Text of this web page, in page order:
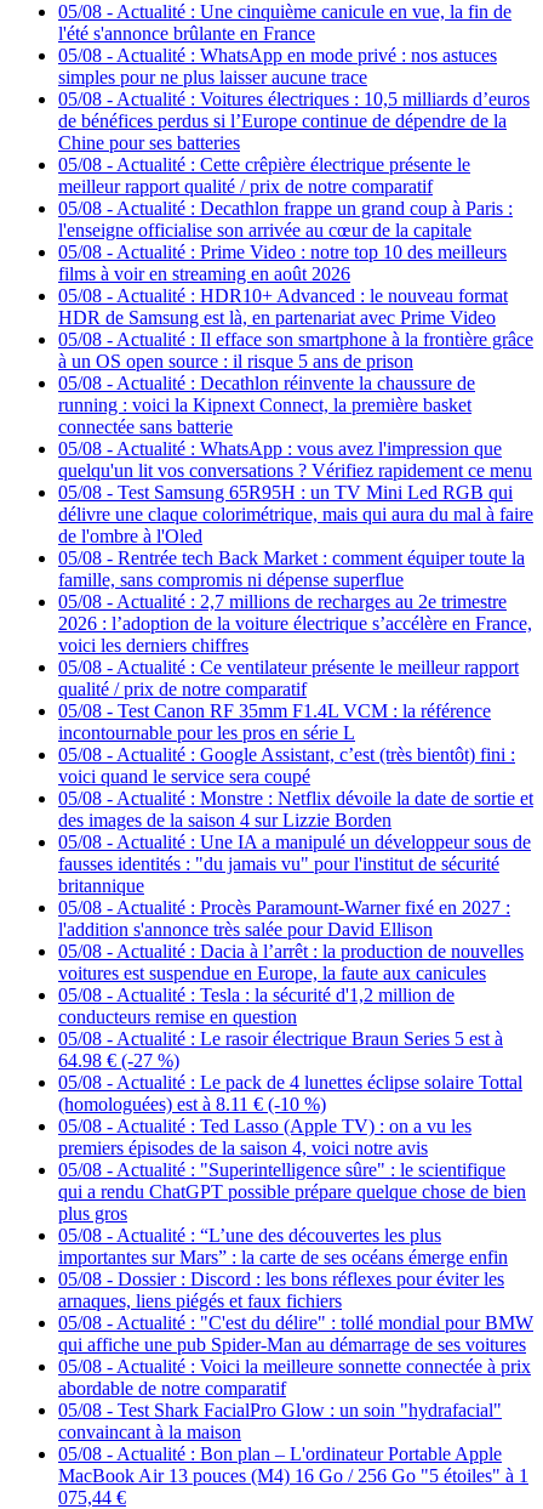
05/08 - Actualité : Une cinquième canicule en vue, la fin de
l'été s'annonce brûlante en France
05/08 - Actualité : WhatsApp en mode privé : nos astuces
simples pour ne plus laisser aucune trace
05/08 - Actualité : Voitures électriques : 10,5 milliards d’euros
de bénéfices perdus si l’Europe continue de dépendre de la
Chine pour ses batteries
05/08 - Actualité : Cette crêpière électrique présente le
meilleur rapport qualité / prix de notre comparatif
05/08 - Actualité : Decathlon frappe un grand coup à Paris :
l'enseigne officialise son arrivée au cœur de la capitale
05/08 - Actualité : Prime Video : notre top 10 des meilleurs
films à voir en streaming en août 2026
05/08 - Actualité : HDR10+ Advanced : le nouveau format
HDR de Samsung est là, en partenariat avec Prime Video
05/08 - Actualité : Il efface son smartphone à la frontière grâce
à un OS open source : il risque 5 ans de prison
05/08 - Actualité : Decathlon réinvente la chaussure de
running : voici la Kipnext Connect, la première basket
connectée sans batterie
05/08 - Actualité : WhatsApp : vous avez l'impression que
quelqu'un lit vos conversations ? Vérifiez rapidement ce menu
05/08 - Test Samsung 65R95H : un TV Mini Led RGB qui
délivre une claque colorimétrique, mais qui aura du mal à faire
de l'ombre à l'Oled
05/08 - Rentrée tech Back Market : comment équiper toute la
famille, sans compromis ni dépense superflue
05/08 - Actualité : 2,7 millions de recharges au 2e trimestre
2026 : l’adoption de la voiture électrique s’accélère en France,
voici les derniers chiffres
05/08 - Actualité : Ce ventilateur présente le meilleur rapport
qualité / prix de notre comparatif
05/08 - Test Canon RF 35mm F1.4L VCM : la référence
incontournable pour les pros en série L
05/08 - Actualité : Google Assistant, c’est (très bientôt) fini :
voici quand le service sera coupé
05/08 - Actualité : Monstre : Netflix dévoile la date de sortie et
des images de la saison 4 sur Lizzie Borden
05/08 - Actualité : Une IA a manipulé un développeur sous de
fausses identités : "du jamais vu" pour l'institut de sécurité
britannique
05/08 - Actualité : Procès Paramount-Warner fixé en 2027 :
l'addition s'annonce très salée pour David Ellison
05/08 - Actualité : Dacia à l’arrêt : la production de nouvelles
voitures est suspendue en Europe, la faute aux canicules
05/08 - Actualité : Tesla : la sécurité d'1,2 million de
conducteurs remise en question
05/08 - Actualité : Le rasoir électrique Braun Series 5 est à
64.98 € (-27 %)
05/08 - Actualité : Le pack de 4 lunettes éclipse solaire Tottal
(homologuées) est à 8.11 € (-10 %)
05/08 - Actualité : Ted Lasso (Apple TV) : on a vu les
premiers épisodes de la saison 4, voici notre avis
05/08 - Actualité : "Superintelligence sûre" : le scientifique
qui a rendu ChatGPT possible prépare quelque chose de bien
plus gros
05/08 - Actualité : “L’une des découvertes les plus
importantes sur Mars” : la carte de ses océans émerge enfin
05/08 - Dossier : Discord : les bons réflexes pour éviter les
arnaques, liens piégés et faux fichiers
05/08 - Actualité : "C'est du délire" : tollé mondial pour BMW
qui affiche une pub Spider-Man au démarrage de ses voitures
05/08 - Actualité : Voici la meilleure sonnette connectée à prix
abordable de notre comparatif
05/08 - Test Shark FacialPro Glow : un soin "hydrafacial"
convaincant à la maison
05/08 - Actualité : Bon plan – L'ordinateur Portable Apple
MacBook Air 13 pouces (M4) 16 Go / 256 Go "5 étoiles" à 1
075,44 €